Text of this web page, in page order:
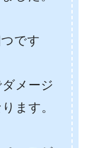
です
メージ
ます。